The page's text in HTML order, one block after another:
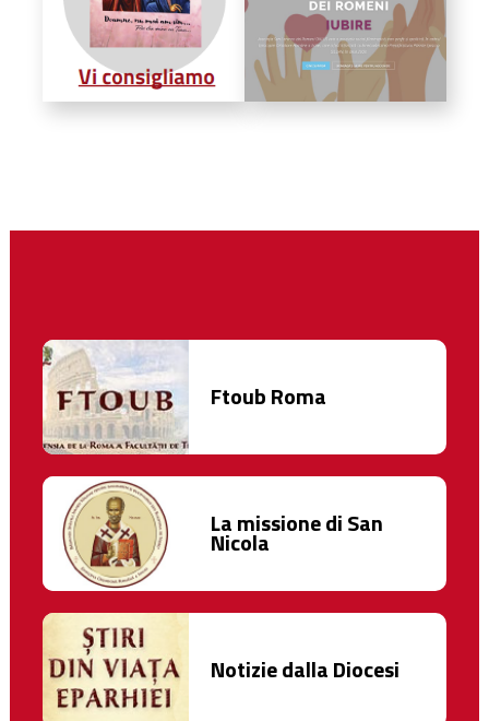
Ftoub Roma
La missione di San
Nicola
Notizie dalla Diocesi